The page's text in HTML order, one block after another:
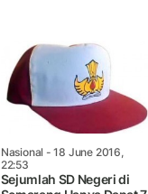
Nasional - 18 June 2016,
22:53
Sejumlah SD Negeri di